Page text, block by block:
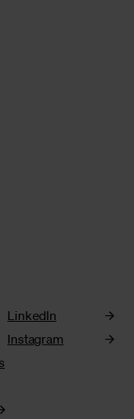
LinkedIn
Instagram